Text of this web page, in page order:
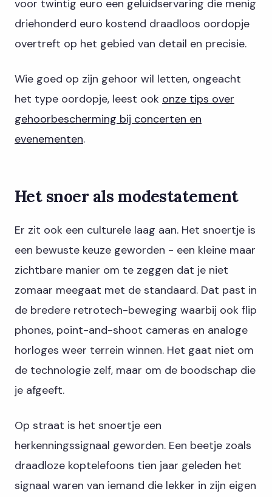
voor twintig euro een geluidservaring die menig
driehonderd euro kostend draadloos oordopje
overtreft op het gebied van detail en precisie.
Wie goed op zijn gehoor wil letten, ongeacht
het type oordopje, leest ook onze tips over
gehoorbescherming bij concerten en
evenementen.
Het snoer als modestatement
Er zit ook een culturele laag aan. Het snoertje is
een bewuste keuze geworden - een kleine maar
zichtbare manier om te zeggen dat je niet
zomaar meegaat met de standaard. Dat past in
de bredere retrotech-beweging waarbij ook flip
phones, point-and-shoot cameras en analoge
horloges weer terrein winnen. Het gaat niet om
de technologie zelf, maar om de boodschap die
je afgeeft.
Op straat is het snoertje een
herkenningssignaal geworden. Een beetje zoals
draadloze koptelefoons tien jaar geleden het
signaal waren van iemand die lekker in zijn eigen